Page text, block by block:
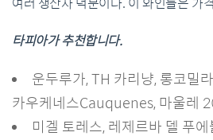
여러 생산자 덕분이다. 이 와인들은 가
타피아가 추천합니다.
운두루가, TH 카리냥, 롱코밀
카우케네스Cauquenes, 마울레
미겔 토레스, 레제르바 델 푸